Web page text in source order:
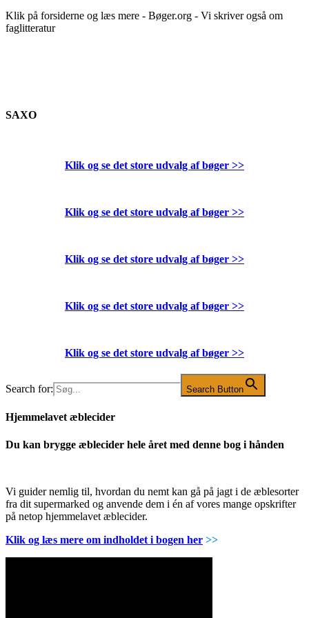
Klik på forsiderne og læs mere - Bøger.org - Vi skriver også om
faglitteratur
SAXO
Klik og se det store udvalg af bøger >>
Klik og se det store udvalg af bøger >>
Klik og se det store udvalg af bøger >>
Klik og se det store udvalg af bøger >>
Klik og se det store udvalg af bøger >>
Search for: Search Button
Hjemmelavet æblecider
Du kan brygge æblecider hele året med denne bog i hånden
Vi guider nemlig til, hvordan du nemt kan gå på jagt i de æblesorter
fra dit supermarked og anvende dem i én af vores mange opskrifter
på netop hjemmelavet æblecider.
Klik og læs mere om indholdet i bogen her >>